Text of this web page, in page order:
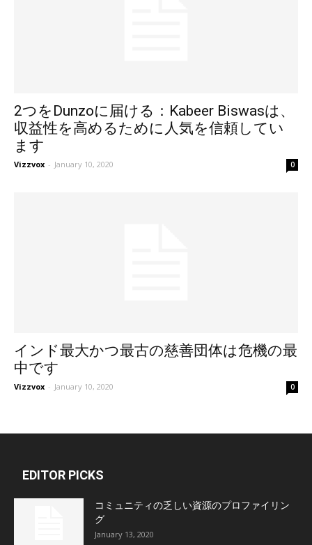
2つをDunzoに届ける：Kabeer Biswasは、
収益性を高めるために人気を信頼してい
ます
Vizzvox - January 10, 2020 0
インド最大かつ最古の慈善団体は危機の最
中です
Vizzvox - January 10, 2020 0
EDITOR PICKS
コミュニティの乏しい資源のプロファイリン
グ
January 13, 2020